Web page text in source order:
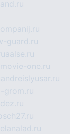
guard.ru
aalse.ru
movie-one.ru
andreislyusar.ru
grom.ru